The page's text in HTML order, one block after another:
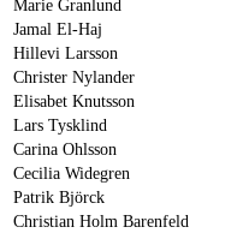
Marie Granlund
Jamal El-Haj
Hillevi Larsson
Christer Nylander
Elisabet Knutsson
Lars Tysklind
Carina Ohlsson
Cecilia Widegren
Patrik Björck
Christian Holm Barenfeld